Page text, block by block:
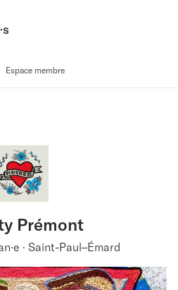
Espace membre
Prémont
· Saint-Paul–Émard